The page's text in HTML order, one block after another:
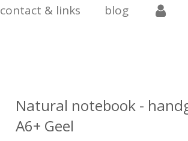
contact & links blog
Natural notebook -
A6+ Geel